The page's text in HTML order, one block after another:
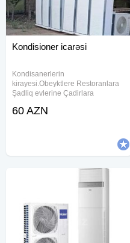
Kondisioner icarəsi
Kondisanerlerin
kirayesi.Obeyktlere Restoranlara
Şadliq evlerine Çadirlara
zamanindan asli olmayaraq 24/7
60 AZN